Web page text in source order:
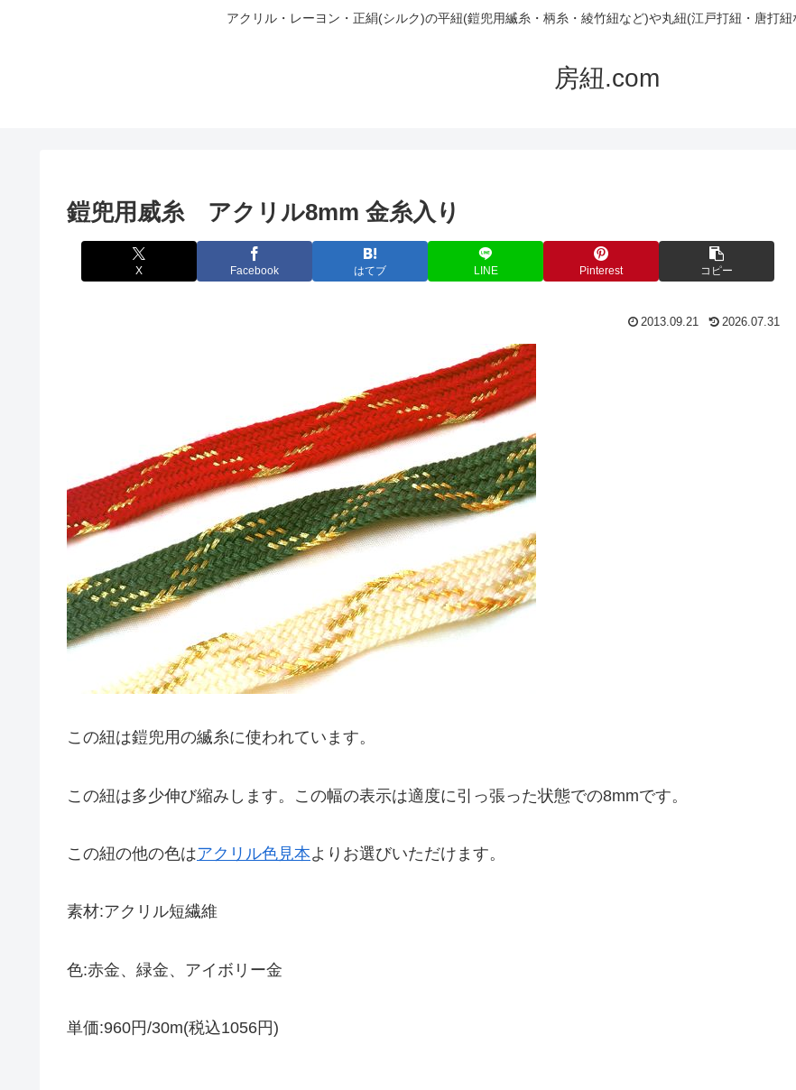
アクリル・レーヨン・正絹(シルク)の平紐(鎧兜用縅糸・柄糸・綾竹紐など)や丸紐(江戸打紐・唐打紐
房紐.com
鎧兜用威糸 アクリル8mm 金糸入り
X Facebook はてブ LINE Pinterest コピー
2013.09.21 2026.07.31
この紐は鎧兜用の縅糸に使われています。
この紐は多少伸び縮みします。この幅の表示は適度に引っ張った状態での8mmです。
この紐の他の色はアクリル色見本よりお選びいただけます。
素材:アクリル短繊維
色:赤金、緑金、アイボリー金
単価:960円/30m(税込1056円)